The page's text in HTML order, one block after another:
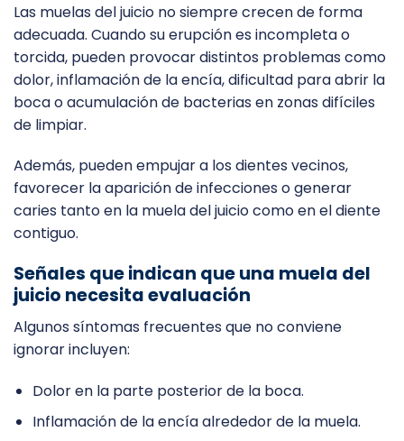
Las muelas del juicio no siempre crecen de forma
adecuada. Cuando su erupción es incompleta o
torcida, pueden provocar distintos problemas como
dolor, inflamación de la encía, dificultad para abrir la
boca o acumulación de bacterias en zonas difíciles
de limpiar.
Además, pueden empujar a los dientes vecinos,
favorecer la aparición de infecciones o generar
caries tanto en la muela del juicio como en el diente
contiguo.
Señales que indican que una muela del
juicio necesita evaluación
Algunos síntomas frecuentes que no conviene
ignorar incluyen:
Dolor en la parte posterior de la boca.
Inflamación de la encía alrededor de la muela.